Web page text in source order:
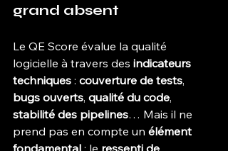
grand absent
Le QE Score évalue la qualité
logicielle à travers des indicateurs
techniques : couverture de tests,
bugs ouverts, qualité du code,
stabilité des pipelines… Mais il ne
prend pas en compte un élément
fondamental : le ressenti de